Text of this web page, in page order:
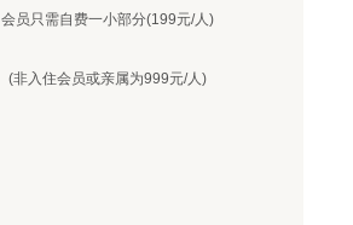
会员只需自费一小部分(199元/人)
(非入住会员或亲属为999元/人)